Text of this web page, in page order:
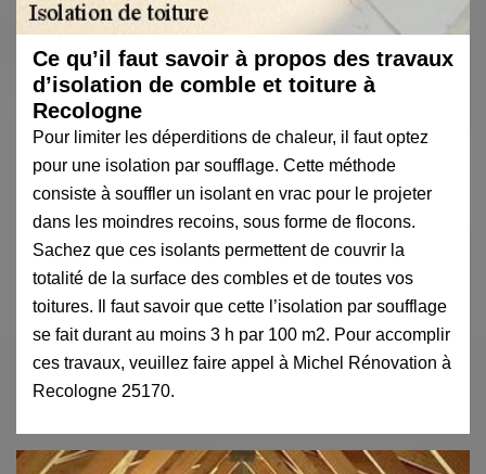
Ce qu’il faut savoir à propos des travaux
d’isolation de comble et toiture à
Recologne
Pour limiter les déperditions de chaleur, il faut optez
pour une isolation par soufflage. Cette méthode
consiste à souffler un isolant en vrac pour le projeter
dans les moindres recoins, sous forme de flocons.
Sachez que ces isolants permettent de couvrir la
totalité de la surface des combles et de toutes vos
toitures. Il faut savoir que cette l’isolation par soufflage
se fait durant au moins 3 h par 100 m2. Pour accomplir
ces travaux, veuillez faire appel à Michel Rénovation à
Recologne 25170.